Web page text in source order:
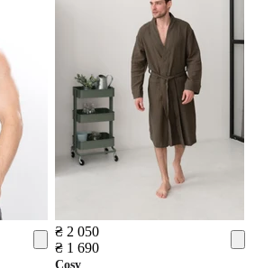
₴ 2 050
₴ 1 690
Cosy